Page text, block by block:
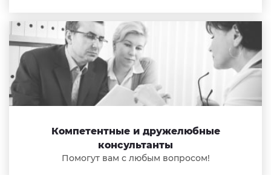
Компетентные и дружелюбные
консультанты
Помогут вам с любым вопросом!